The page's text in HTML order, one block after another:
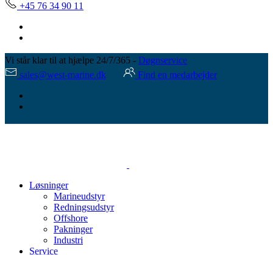
+45 76 34 90 11
Vi står klar til at hjælpe 24/7/365 - Døgnservice
sales@west-marine.dk
Find en medarbejder
Løsninger
Marineudstyr
Redningsudstyr
Offshore
Pakninger
Industri
Service